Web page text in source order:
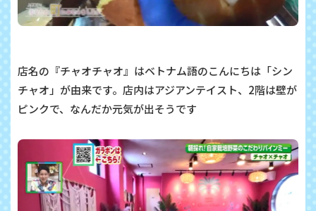
店名の『チャオチャオ』はベトナム語のこんにちは「シン
チャオ」が由来です。店内はアジアンテイスト、 2階は壁が
ピンクで、なんだか元気が出そうです